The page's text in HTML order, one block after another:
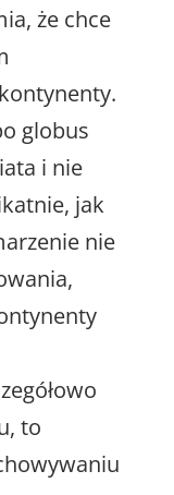
że chce
globus
i nie
jak
nie
to